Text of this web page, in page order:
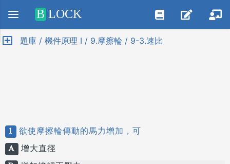
Positive SSL
B LOCK
題庫 / 機件原理 I / 9.摩擦輪 / 9-3.速比
1 欲使摩擦輪傳動的馬力增加，可
A 增大直徑